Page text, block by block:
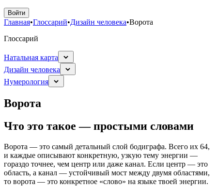
Войти
Главная•Глоссарий•Дизайн человека•Ворота
Глоссарий
Натальная карта
Дизайн человека
Нумерология
Ворота
Что это такое — простыми словами
Ворота — это самый детальный слой бодиграфа. Всего их 64,
и каждые описывают конкретную, узкую тему энергии —
гораздо точнее, чем центр или даже канал. Если центр — это
область, а канал — устойчивый мост между двумя областями,
то ворота — это конкретное «слово» на языке твоей энергии.